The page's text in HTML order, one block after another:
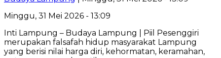
Minggu, 31 Mei 2026 - 13:09
Inti Lampung – Budaya Lampung | Piil Pesenggiri
merupakan falsafah hidup masyarakat Lampung
yang berisi nilai harga diri, kehormatan, keramahan,